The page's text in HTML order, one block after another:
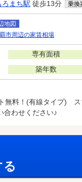
ろまち駅 徒歩13分 乗換
地図
市周辺の家賃相場
専有面積
築年数
料！(有線タイプ) ス
合わせください♪